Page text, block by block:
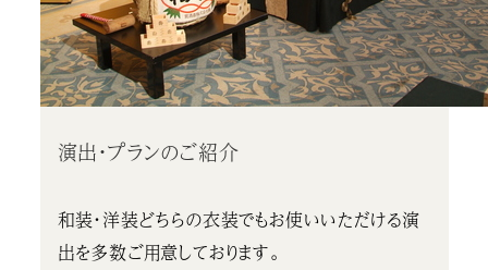
演出・プランのご紹介
和装・洋装どちらの衣装でもお使いいただける演
出を多数ご用意しております。